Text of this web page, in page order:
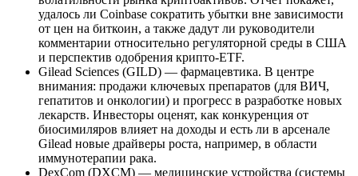
удалось ли Coinbase сократить убытки вне зависимости
от цен на биткоин, а также дадут ли руководители
комментарии относительно регуляторной среды в США
и перспектив одобрения крипто-ETF.
Gilead Sciences (GILD) — фармацевтика. В центре
внимания: продажи ключевых препаратов (для ВИЧ,
гепатитов и онкологии) и прогресс в разработке новых
лекарств. Инвесторы оценят, как конкуренция от
биосимиляров влияет на доходы и есть ли в арсенале
Gilead новые драйверы роста, например, в области
иммунотерапии рака.
DexCom (DXCM) — медицинские устройства (системы